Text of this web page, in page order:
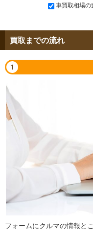
車買取相場の
買取までの流れ
1
フォームにクルマの情報と